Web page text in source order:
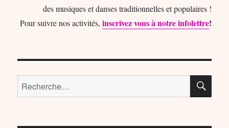
des musiques et danses traditionnelles et populaires !
Pour suivre nos activités, inscrivez vous à notre infolettre!
Recherche
pour :